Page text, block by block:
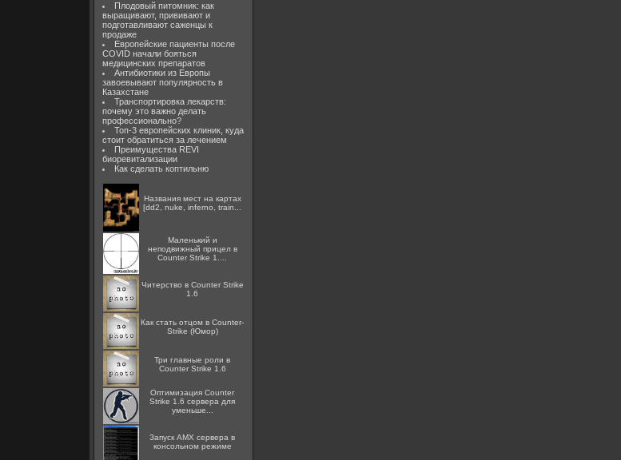
Плодовый питомник: как
выращивают, прививают и
подготавливают саженцы к
продаже
Европейские пациенты после
COVID начали бояться
медицинских препаратов
Антибиотики из Европы
завоевывают популярность в
Казахстане
Транспортировка лекарств:
почему это важно делать
профессионально?
Топ-3 европейских клиник, куда
стоит обратиться за лечением
Преимущества REVI
биоревитализации
Как сделать коптильню
Названия мест на картах
[dd2, nuke, inferno, train...
Маленький и
неподвижный прицел в
Counter Strike 1....
Читерство в Counter Strike
1.6
Как стать отцом в Counter-
Strike (Юмор)
Три главные роли в
Counter Strike 1.6
Оптимизация Counter
Strike 1.6 сервера для
уменьше...
Запуск AMX сервера в
консольном режиме